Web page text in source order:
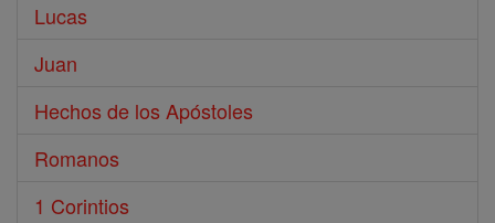
Lucas
Juan
Hechos de los Apóstoles
Romanos
1 Corintios